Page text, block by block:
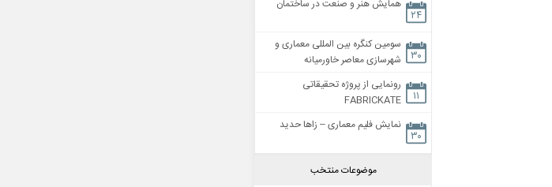
۲۴
همایش هنر و صنعت در ساختمان
۳۰
سومین کنگره بین المللی معماری و
شهرسازی معاصر خاورمیانه
۱۱
رونمایی از پروژه تحقیقاتی
FABRICKATE
۳۰
نمایش فلیم معماری – زاها حدید
موضوعات منتخب